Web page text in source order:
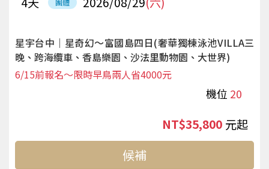
團體
星宇台中｜星奇幻～富國島四日(奢華獨棟泳池VILLA三
晚、跨海纜車、香島樂園、沙法里動物園、大世界)
機位 20
6/15前報名～限時早鳥兩人省4000元
NT$35,800 起
候補